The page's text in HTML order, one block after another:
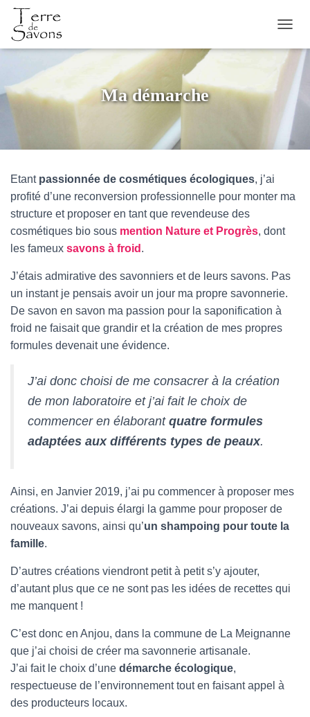
Ma démarche
Etant passionnée de cosmétiques écologiques, j’ai
profité d’une reconversion professionnelle pour monter ma
structure et proposer en tant que revendeuse des
cosmétiques bio sous mention Nature et Progrès, dont
les fameux savons à froid .
J’étais admirative des savonniers et de leurs savons. Pas
un instant je pensais avoir un jour ma propre savonnerie.
De savon en savon ma passion pour la saponification à
froid ne faisait que grandir et la création de mes propres
formules devenait une évidence.
J’ai donc choisi de me consacrer à la création
de mon laboratoire et j’ai fait le choix de
commencer en élaborant quatre formules
adaptées aux différents types de peaux.
Ainsi, en Janvier 2019, j’ai pu commencer à proposer mes
créations. J’ai depuis élargi la gamme pour proposer de
nouveaux savons, ainsi qu’un shampoing pour toute la
famille.
D’autres créations viendront petit à petit s’y ajouter,
d’autant plus que ce ne sont pas les idées de recettes qui
me manquent !
C’est donc en Anjou, dans la commune de La Meignanne
que j’ai choisi de créer ma savonnerie artisanale.
J’ai fait le choix d’une démarche écologique,
respectueuse de l’environnement tout en faisant appel à
des producteurs locaux.